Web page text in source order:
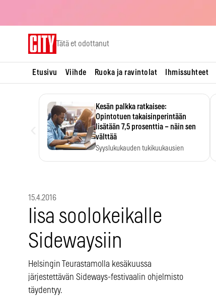
Tätä et odottanut
Etusivu Viihde Ruoka ja ravintolat Ihmissuhteet
Kesän palkka ratkaisee:
Opintotuen takaisinperintään
lisätään 7,5 prosenttia – näin sen
välttää
Syyslukukauden tukikuukausien
15.4.2016
Iisa soolokeikalle
Sidewaysiin
Helsingin Teurastamolla kesäkuussa
järjestettävän Sideways-festivaalin ohjelmisto
täydentyy.